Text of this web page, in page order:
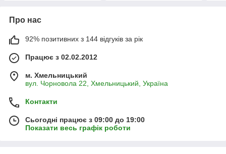
Про нас
92% позитивних з 144 відгуків за рік
Працює з 02.02.2012
м. Хмельницький
вул. Чорновола 22, Хмельницький, Україна
Контакти
Сьогодні працює з 09:00 до 19:00
Показати весь графік роботи